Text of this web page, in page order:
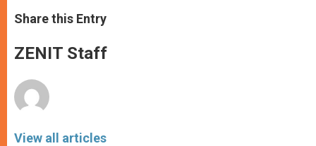
t
s
p
p
s
e
g
e
e
b
o
k
Share this Entry
ZENIT Staff
View all articles